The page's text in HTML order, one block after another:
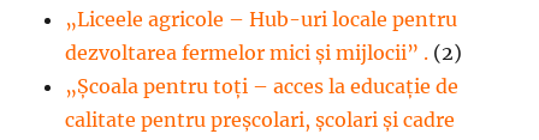
„Liceele agricole – Hub-uri locale pentru
dezvoltarea fermelor mici şi mijlocii” . (2)
„Școala pentru toți – acces la educație de
calitate pentru preșcolari, școlari și cadre